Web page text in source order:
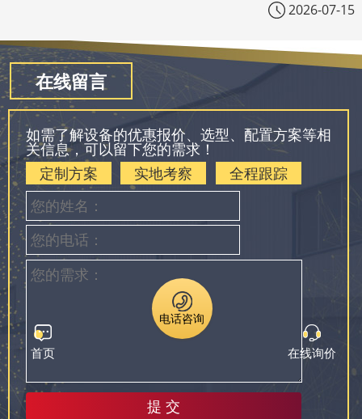
2026-07-15
在线留言
如需了解设备的优惠报价、选型、配置方案等相
关信息，可以留下您的需求！
定制方案
实地考察 全程跟踪
首页 在线询价
电话咨询